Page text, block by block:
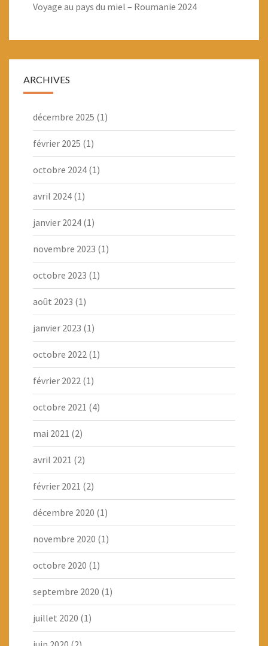
Voyage au pays du miel – Roumanie 2024
ARCHIVES
décembre 2025 (1)
février 2025 (1)
octobre 2024 (1)
avril 2024 (1)
janvier 2024 (1)
novembre 2023 (1)
octobre 2023 (1)
août 2023 (1)
janvier 2023 (1)
octobre 2022 (1)
février 2022 (1)
octobre 2021 (4)
mai 2021 (2)
avril 2021 (2)
février 2021 (2)
décembre 2020 (1)
novembre 2020 (1)
octobre 2020 (1)
septembre 2020 (1)
juillet 2020 (1)